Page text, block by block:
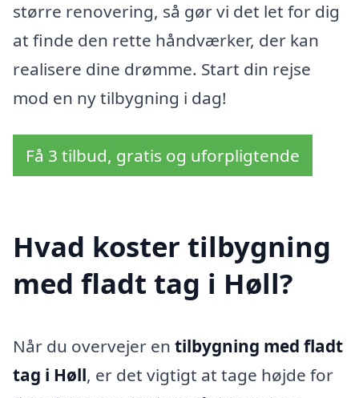
større renovering, så gør vi det let for dig
at finde den rette håndværker, der kan
realisere dine drømme. Start din rejse
mod en ny tilbygning i dag!
Få 3 tilbud, gratis og uforpligtende
Hvad koster tilbygning
med fladt tag i Høll?
Når du overvejer en tilbygning med fladt
tag i Høll, er det vigtigt at tage højde for